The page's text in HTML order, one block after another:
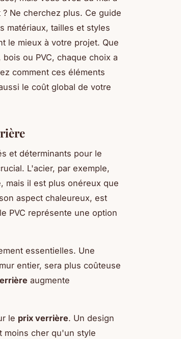
Ne cherchez plus. Ce guide
matériaux, tailles et styles
le mieux à votre projet. Que
ou PVC, chaque choix a
comment ces éléments
le coût global de votre
et déterminants pour le
L'acier, par exemple,
mais il est plus onéreux que
aspect chaleureux, est
PVC représente une option
essentielles. Une
entier, sera plus coûteuse
augmente
le prix verrière. Un design
moins cher qu'un style